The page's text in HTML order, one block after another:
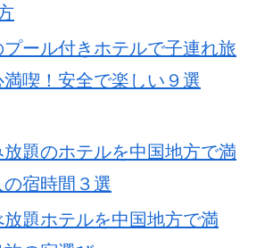
ール付きホテルで子連れ旅
喫！安全で楽しい９選
題のホテルを中国地方で満
宿時間３選
題ホテルを中国地方で満